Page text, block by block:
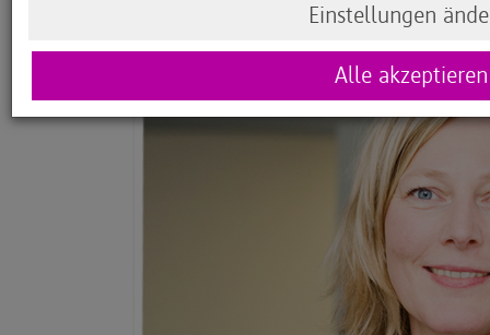
Einstellungen
Alle akzeptieren